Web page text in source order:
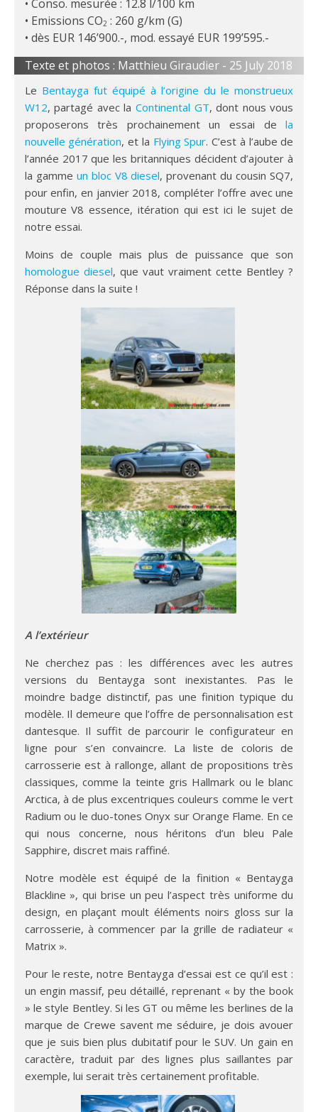
Conso. mesurée : 12.8 l/100 km
Emissions CO2 : 260 g/km (G)
dès EUR 146’900.-, mod. essayé EUR 199’595.-
Texte et photos : Matthieu Giraudier - 25 July 2018
Le Bentayga fut équipé à l’origine du le monstrueux
W12, partagé avec la Continental GT, dont nous vous
proposerons très prochainement un essai dela
nouvelle génération, et la Flying Spur. C’est à l’aube de
l’année 2017 que les britanniques décident d’ajouter à
la gamme un bloc V8 diesel, provenant du cousin SQ7,
pour enfin, en janvier 2018, compléter l’offre avec une
mouture V8 essence, itération qui est ici le sujet de
notre essai.
Moins de couple mais plus de puissance que son
homologue diesel, que vaut vraiment cette Bentley ?
Réponse dans la suite !
A l’extérieur
Ne cherchez pas : les différences avec les autres
versions du Bentayga sont inexistantes. Pas le
moindre badge distinctif, pas une finition typique du
modèle. Il demeure que l’offre de personnalisation est
dantesque. Il suffit de parcourir le configurateur en
ligne pour s’en convaincre. La liste de coloris de
carrosserie est à rallonge, allant de propositions très
classiques, comme la teinte gris Hallmark ou le blanc
Arctica, à de plus excentriques couleurs comme le vert
Radium ou le duo-tones Onyx sur Orange Flame. En ce
qui nous concerne, nous héritons d’un bleu Pale
Sapphire, discret mais raffiné.
Notre modèle est équipé de la finition « Bentayga
Blackline », qui brise un peu l’aspect très uniforme du
design, en plaçant moult éléments noirs gloss sur la
carrosserie, à commencer par la grille de radiateur «
Matrix ».
Pour le reste, notre Bentayga d’essai est ce qu’il est :
un engin massif, peu détaillé, reprenant « by the book
» le style Bentley. Si les GT ou même les berlines de la
marque de Crewe savent me séduire, je dois avouer
que je suis bien plus dubitatif pour le SUV. Un gain en
caractère, traduit par des lignes plus saillantes par
exemple, lui serait très certainement profitable.